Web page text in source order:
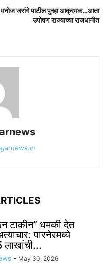
मनोज जरांगे पाटील पुन्हा आक्रमक…आता
उपोषण राज्याच्या राजधानीत
टाकीन” धमकी देत
पारनेरमध्ये
लाखांची...
- May 30, 2026